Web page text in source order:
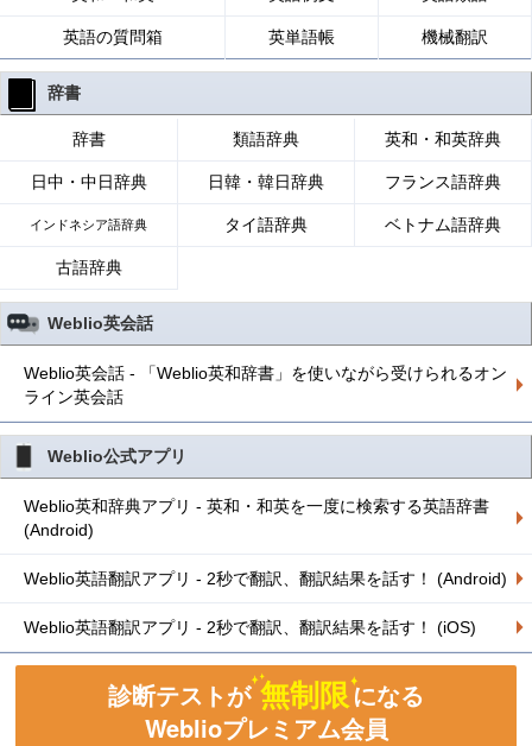
英語の質問箱 英単語帳 機械翻訳
辞書
辞書 類語辞典 英和・和英辞典
日中・中日辞典 日韓・韓日辞典 フランス語辞典
インドネシア語辞典 タイ語辞典 ベトナム語辞典
古語辞典
Weblio英会話
Weblio英会話 - 「Weblio英和辞書」を使いながら受けられるオン
ライン英会話
Weblio公式アプリ
Weblio英和辞典アプリ - 英和・和英を一度に検索する英語辞書
(Android)
Weblio英語翻訳アプリ - 2秒で翻訳、翻訳結果を話す！ (Android)
Weblio英語翻訳アプリ - 2秒で翻訳、翻訳結果を話す！ (iOS)
診断テストが 無制限になる
Weblioプレミアム会員